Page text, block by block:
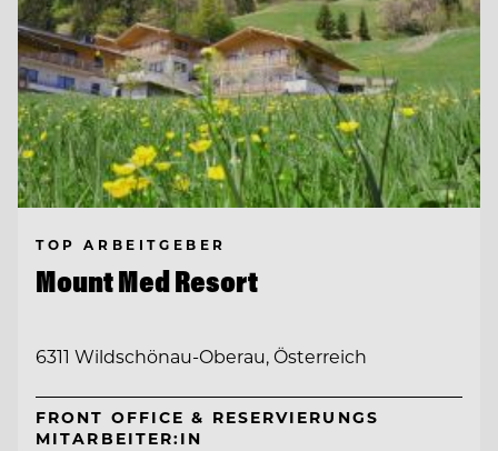
TOP ARBEITGEBER
Mount Med Resort
6311 Wildschönau-Oberau, Österreich
FRONT OFFICE & RESERVIERUNGS
MITARBEITER:IN